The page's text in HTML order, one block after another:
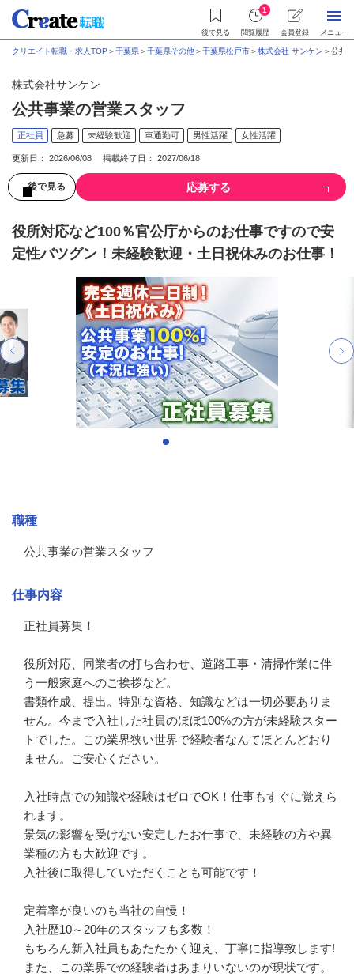
後で見る
1
閲覧履歴 会員登録 メニュー
クリエイト転職・求人TOP ＞千葉県＞千葉県その他＞千葉県松戸市＞株式会社 サンケン ＞公共
株式会社サンケン
公共事業の営業スタッフ
正社員 急募 未経験歓迎 車通勤可 男性活躍 女性活躍
更新日： 2026/06/08 掲載終了日： 2027/06/18
後で見る 応募する
役所対応など100％官公庁からのお仕事ですので安
定性バツグン！未経験歓迎・土日祝休みのお仕事！
職種
公共事業の営業スタッフ
仕事内容
正社員募集！
役所対応、同業者の打ち合わせ、道路工事・清掃作業に伴
う一般家庭へのご挨拶など。
書類作成、提出。特別な資格、知識などは一切必要ありま
せん。今まで入社した社員のほぼ100%の方が未経験スター
トでした。この業界狭い世界で経験者なんてほとんどおり
ません。ご安心ください。
入社時点での知識や経験はゼロでOK！仕事もすぐに覚えら
れます。
景気の影響を受けない安定したお仕事で、未経験の方や異
業種の方も大歓迎です。
入社後に取得していただくことも可能です！
定着率が良いのも当社の自慢！
入社歴10～20年のスタッフも多数！
もちろん新入社員もあたたかく迎え、丁寧に指導致します!
また、この業界での経験者はあまりいないのが現状です。